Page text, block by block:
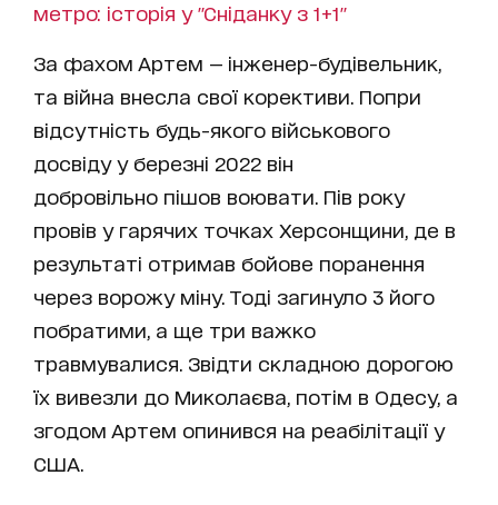
метро: історія у "Сніданку з 1+1"
За фахом Артем — інженер-будівельник,
та війна внесла свої корективи. Попри
відсутність будь-якого військового
досвіду у березні 2022 він
добровільно пішов воювати. Пів року
провів у гарячих точках Херсонщини, де в
результаті отримав бойове поранення
через ворожу міну. Тоді загинуло 3 його
побратими, а ще три важко
травмувалися. Звідти складною дорогою
їх вивезли до Миколаєва, потім в Одесу, а
згодом Артем опинився на реабілітації у
США.